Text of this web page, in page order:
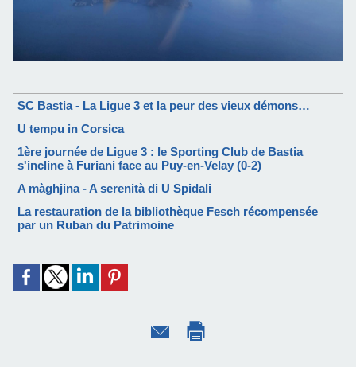
SC Bastia - La Ligue 3 et la peur des vieux démons…
U tempu in Corsica
1ère journée de Ligue 3 : le Sporting Club de Bastia
s'incline à Furiani face au Puy-en-Velay (0-2)
A màghjina - A serenità di U Spidali
La restauration de la bibliothèque Fesch récompensée
par un Ruban du Patrimoine